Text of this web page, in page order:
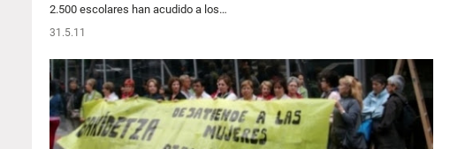
2.500 escolares han acudido a los…
31.5.11